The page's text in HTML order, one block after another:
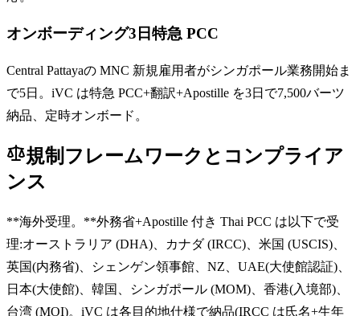
オンボーディング3日特急 PCC
Central Pattayaの MNC 新規雇用者がシンガポール業務開始ま
で5日。iVC は特急 PCC+翻訳+Apostille を3日で7,500バーツ
納品、定時オンボード。
規制フレームワークとコンプライア
ンス
**海外受理。**外務省+Apostille 付き Thai PCC は以下で受
理:オーストラリア (DHA)、カナダ (IRCC)、米国 (USCIS)、
英国(内務省)、シェンゲン領事館、NZ、UAE(大使館認証)、
日本(大使館)、韓国、シンガポール (MOM)、香港(入境部)、
台湾 (MOI)。iVC は各目的地仕様で納品(IRCC は氏名+生年